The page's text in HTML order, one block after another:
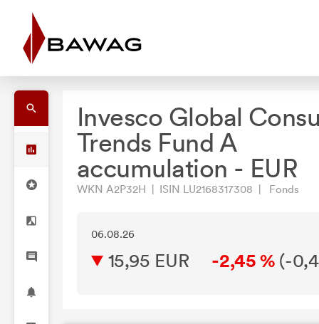
Invesco Global
Trends Fund A
accumulation - EUR
WKN A2P32H | ISIN LU2168317308 | Fonds
06.08.26
15,95 EUR -2,45 % (-